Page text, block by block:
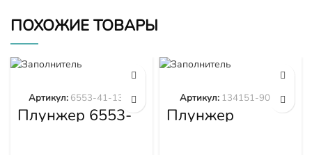
ПОХОЖИЕ ТОВАРЫ
Плунжер 6553-
41-1300
Артикул: 6553-41-1300
Плунжер
134151-9020
Артикул: 134151-9020